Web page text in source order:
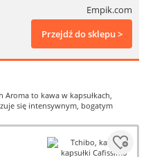
Empik.com
Przejdź do sklepu >
Aroma to kawa w kapsułkach,
się intensywnym, bogatym